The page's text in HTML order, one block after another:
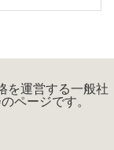
を運営する一般社
ページです。